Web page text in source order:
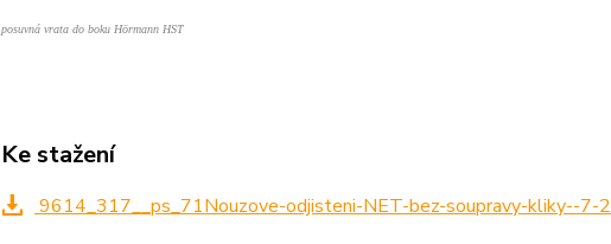
posuvná vrata do boku Hörmann HST
Ke stažení
9614_317__ps_71Nouzove-odjisteni-NET-bez-soupravy-kliky--7-